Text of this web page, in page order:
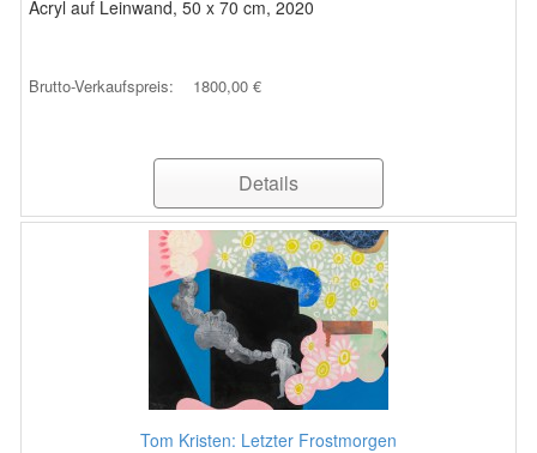
Acryl auf Leinwand, 50 x 70 cm, 2020
Brutto-Verkaufspreis: 1800,00 €
Details
Tom Kristen: Letzter Frostmorgen